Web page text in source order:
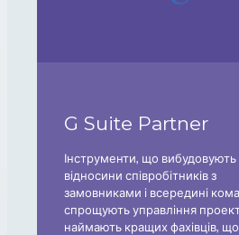
G Suite Partner
Інструменти, що вибудовують
відносини співробітників з
замовниками і всередині
спрощують управління
наймають кращих фахівців,